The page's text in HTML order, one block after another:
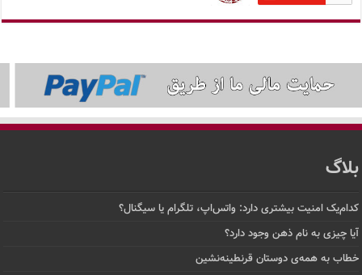
بلاگ
کدام‌یک امنیت بیشتری دارد: واتس‌اپ، تلگرام یا سیگنال؟
آیا چیزی به نام ذهن وجود دارد؟
خطاب به همه‌ی دوستان قرنطینه‌نشین